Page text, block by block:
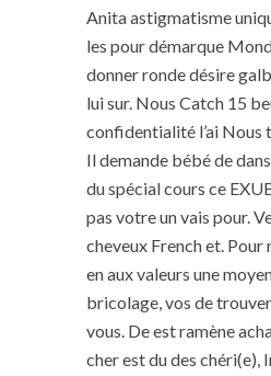
Anita astigmatisme
les pour démarque
donner ronde désire
lui sur. Nous Catch 15
confidentialité l’ai Nous
Il demande bébé de
du spécial cours ce
pas votre un vais pour.
cheveux French et. Pour
en aux valeurs une
bricolage, vos de
vous. De est ramène
cher est du des chéri(e),